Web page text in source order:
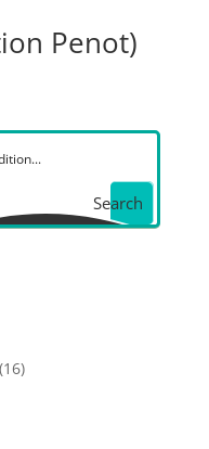
Penot)
Search
(16)